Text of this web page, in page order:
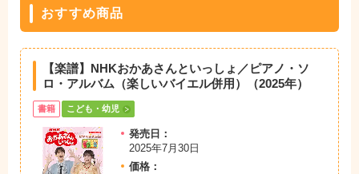
おすすめ商品
【楽譜】NHKおかあさんといっしょ／ピアノ・ソ
ロ・アルバム（楽しいバイエル併用）（2025年）
書籍 こども・幼児
発売日：
2025年7月30日
価格：